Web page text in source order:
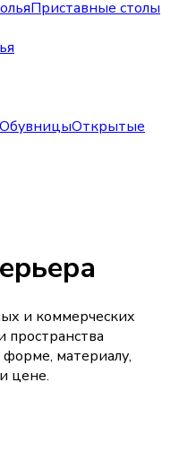
Приставные столы
ОбувницыОткрытые
и коммерческих
материалу,
цене.